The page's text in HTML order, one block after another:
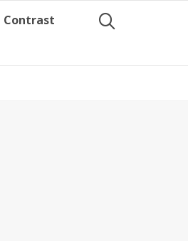
Contrast